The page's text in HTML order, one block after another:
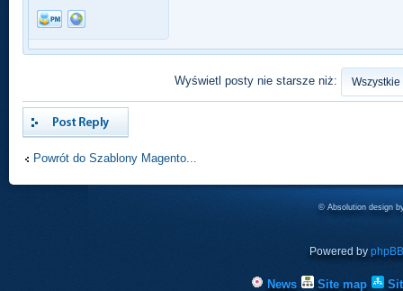
Wyświetl posty nie starsze niż:
Odpowiedz
Powrót do Szablony Magento...
© Absolution design
Powered by phpBB
News Site map